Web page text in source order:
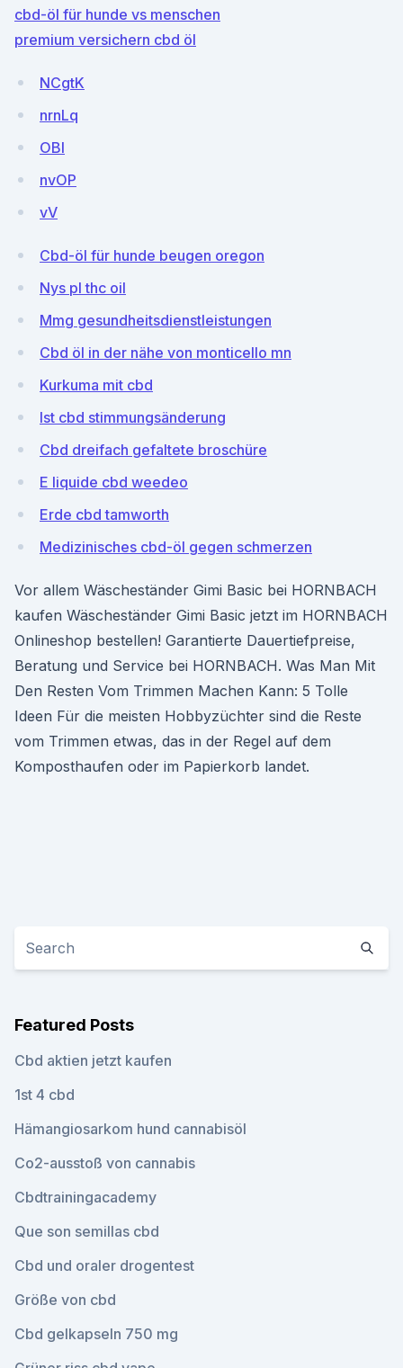
cbd-öl für hunde vs menschen
premium versichern cbd öl
NCgtK
nrnLq
OBI
nvOP
vV
Cbd-öl für hunde beugen oregon
Nys pl thc oil
Mmg gesundheitsdienstleistungen
Cbd öl in der nähe von monticello mn
Kurkuma mit cbd
Ist cbd stimmungsänderung
Cbd dreifach gefaltete broschüre
E liquide cbd weedeo
Erde cbd tamworth
Medizinisches cbd-öl gegen schmerzen
Vor allem Wäscheständer Gimi Basic bei HORNBACH
kaufen Wäscheständer Gimi Basic jetzt im HORNBACH
Onlineshop bestellen! Garantierte Dauertiefpreise,
Beratung und Service bei HORNBACH. Was Man Mit
Den Resten Vom Trimmen Machen Kann: 5 Tolle
Ideen Für die meisten Hobbyzüchter sind die Reste
vom Trimmen etwas, das in der Regel auf dem
Komposthaufen oder im Papierkorb landet.
Featured Posts
Cbd aktien jetzt kaufen
1st 4 cbd
Hämangiosarkom hund cannabisöl
Co2-ausstoß von cannabis
Cbdtrainingacademy
Que son semillas cbd
Cbd und oraler drogentest
Größe von cbd
Cbd gelkapseln 750 mg